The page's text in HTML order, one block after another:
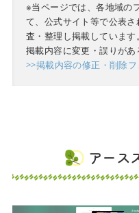
※当ページでは、各地域の
て、公式サイト等で公表
査・整理し掲載しています。
掲載内容に変更・誤りが
>>掲載内容の修正・削除
アース